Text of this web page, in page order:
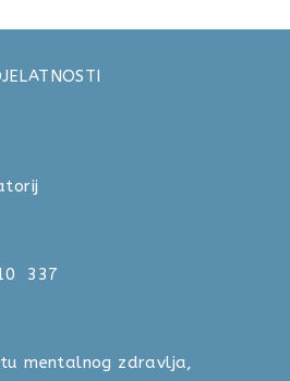
medicina
laboratorij
mentalnog zdravlja,